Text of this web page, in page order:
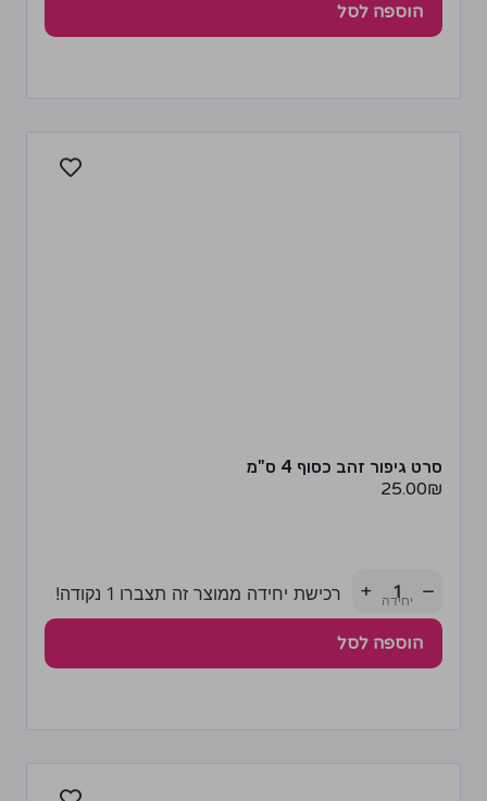
הוספה לסל
סרט גיפור זהב כסוף 4 ס"מ
25.00₪
−
+ רכישת יחידה ממוצר זה תצברו 1 נקודה!
הוספה לסל